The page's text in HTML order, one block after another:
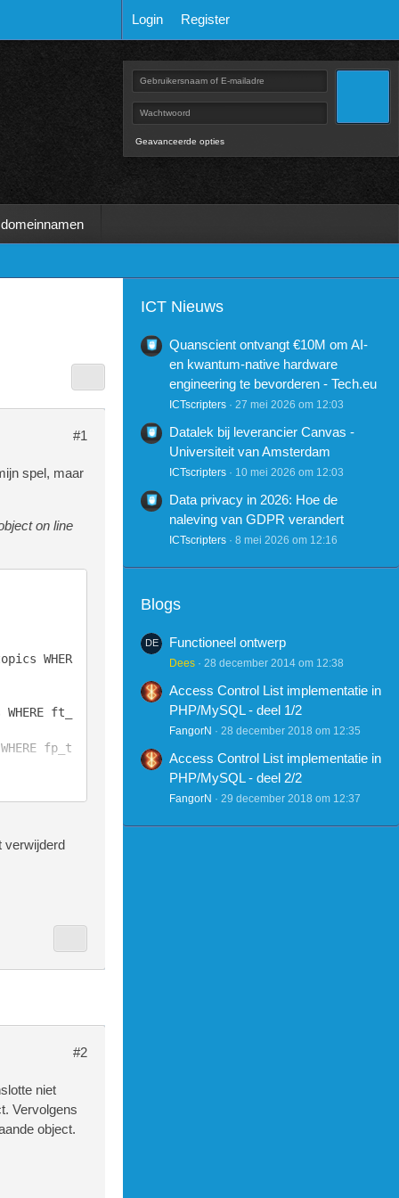
Login Register
Geavanceerde opties
#1
spel, maar
on line
WHER
ft_
fp_t
verwijderd
#2
niet
Vervolgens
object.
ICT Nieuws
Quanscient ontvangt €10M om AI-
en kwantum-native hardware
engineering te bevorderen - Tech.eu
ICTscripters 27 mei 2026 om 12:03
Datalek bij leverancier Canvas -
Universiteit van Amsterdam
ICTscripters 10 mei 2026 om 12:03
Data privacy in 2026: Hoe de
naleving van GDPR verandert
ICTscripters 8 mei 2026 om 12:16
Blogs
Functioneel ontwerp
Dees 28 december 2014 om 12:38
Access Control List implementatie in
PHP/MySQL - deel 1/2
FangorN 28 december 2018 om 12:35
Access Control List implementatie in
PHP/MySQL - deel 2/2
FangorN 29 december 2018 om 12:37